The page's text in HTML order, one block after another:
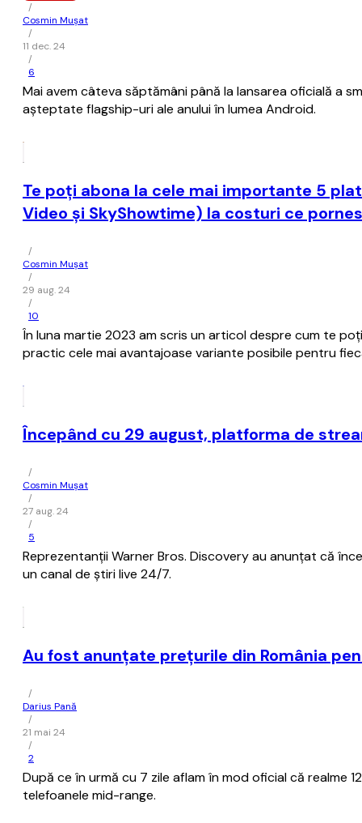
/
Cosmin Mușat
/
11 dec. 24
/
6
Mai avem câteva săptămâni până la lansarea oficială a
aşteptate flagship-uri ale anului în lumea Android.
Te poţi abona la cele mai importante 5
Video şi SkyShowtime) la costuri ce
/
Cosmin Mușat
/
29 aug. 24
/
10
În luna martie 2023 am scris un articol despre cum te
practic cele mai avantajoase variante posibile pentru
Începând cu 29 august, platforma de
/
Cosmin Mușat
/
27 aug. 24
/
5
Reprezentanţii Warner Bros. Discovery au anunţat că
un canal de ştiri live 24/7.
Au fost anunțate prețurile din România
/
Darius Pană
/
21 mai 24
/
2
După ce în urmă cu 7 zile aflam în mod oficial că realme
telefoanele mid-range.